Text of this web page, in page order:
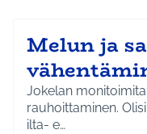
Melun ja
Jokelan
rauhoittaminen.
ilta- e…